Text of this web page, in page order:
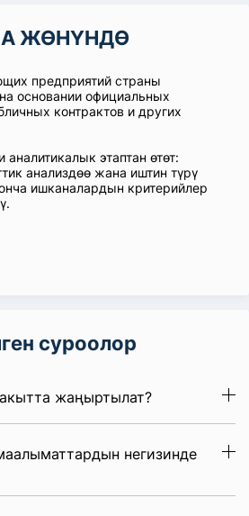
ЖӨНҮНДӨ
предприятий страны
основании официальных
контрактов и других
этаптан өтөт:
анализдөө жана иштин түрү
ишканалардын критерийлер
суроолор
жаңыртылат?
негизинде